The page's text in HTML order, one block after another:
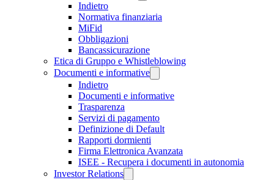
Indietro
Normativa finanziaria
MiFid
Obbligazioni
Bancassicurazione
Etica di Gruppo e Whistleblowing
Documenti e informative
Indietro
Documenti e informative
Trasparenza
Servizi di pagamento
Definizione di Default
Rapporti dormienti
Firma Elettronica Avanzata
ISEE - Recupera i documenti in autonomia
Investor Relations